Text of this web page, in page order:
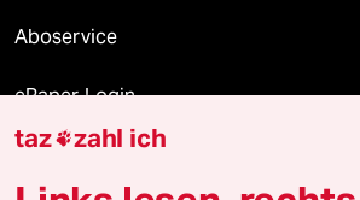
Aboservice
ePaper Login
Downloads für Abonnierende
taz zahl ich